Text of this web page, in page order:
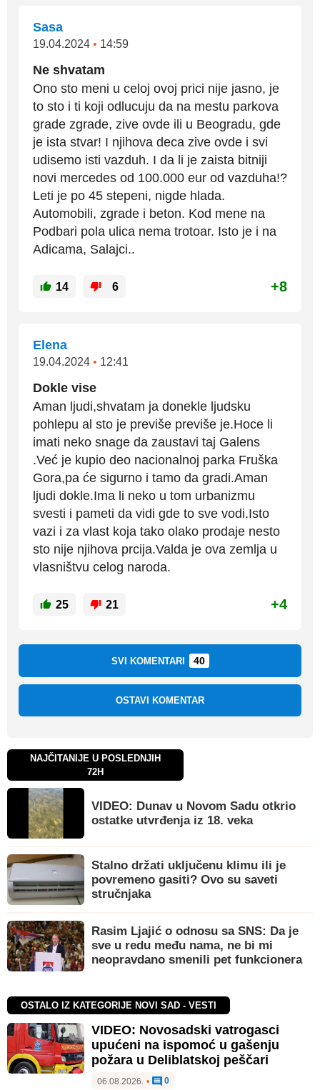
Sasa
19.04.2024 • 14:59
Ne shvatam
Ono sto meni u celoj ovoj prici nije jasno, je
to sto i ti koji odlucuju da na mestu parkova
grade zgrade, zive ovde ili u Beogradu, gde
je ista stvar! I njihova deca zive ovde i svi
udisemo isti vazduh. I da li je zaista bitniji
novi mercedes od 100.000 eur od vazduha!?
Leti je po 45 stepeni, nigde hlada.
Automobili, zgrade i beton. Kod mene na
Podbari pola ulica nema trotoar. Isto je i na
Adicama, Salajci..
14 6 +8
Elena
19.04.2024 • 12:41
Dokle vise
Aman ljudi,shvatam ja donekle ljudsku
pohlepu al sto je previše previše je.Hoce li
imati neko snage da zaustavi taj Galens
.Već je kupio deo nacionalnoj parka Fruška
Gora,pa će sigurno i tamo da gradi.Aman
ljudi dokle.Ima li neko u tom urbanizmu
svesti i pameti da vidi gde to sve vodi.Isto
vazi i za vlast koja tako olako prodaje nesto
sto nije njihova prcija.Valda je ova zemlja u
vlasništvu celog naroda.
25 21 +4
SVI KOMENTARI 40
OSTAVI KOMENTAR
NAJČITANIJE U POSLEDNJIH
72H
VIDEO: Dunav u Novom Sadu otkrio
ostatke utvrđenja iz 18. veka
Stalno držati uključenu klimu ili je
povremeno gasiti? Ovo su saveti
stručnjaka
Rasim Ljajić o odnosu sa SNS: Da je
sve u redu među nama, ne bi mi
neopravdano smenili pet funkcionera
OSTALO IZ KATEGORIJE NOVI SAD - VESTI
VIDEO: Novosadski vatrogasci
upućeni na ispomoć u gašenju
požara u Deliblatskoj peščari
06.08.2026. • 0